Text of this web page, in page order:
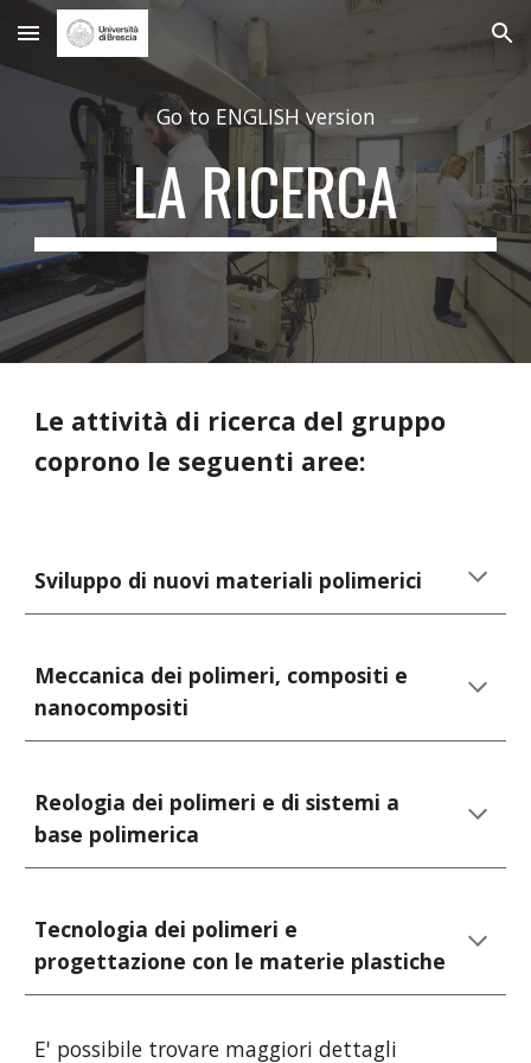
Skip to main content Skip to navigation
Go to ENGLISH version
LA RICERCA
Le attività di ricerca del gruppo
coprono le seguenti aree:
Sviluppo di nuovi materiali polimerici
Meccanica dei polimeri, compositi e
nanocompositi
Reologia dei polimeri e di sistemi a
base polimerica
Tecnologia dei polimeri e
progettazione con le materie plastiche
E' possibile trovare maggiori dettagli